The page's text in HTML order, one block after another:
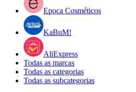
Epoca Cosméticos
KaBuM!
AliExpress
Todas as marcas
Todas as categorias
Todas as subcategorias